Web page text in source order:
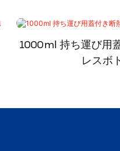
1000ml 持ち運び用
レスボ